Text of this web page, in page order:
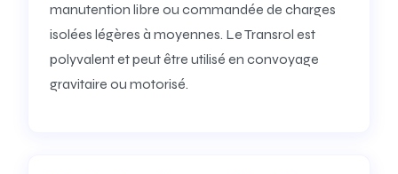
manutention libre ou commandée de charges
isolées légères à moyennes. Le Transrol est
polyvalent et peut être utilisé en convoyage
gravitaire ou motorisé.